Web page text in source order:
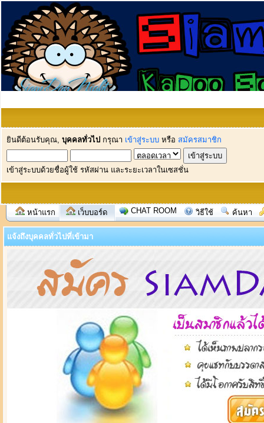
ยินดีต้อนรับคุณ, บุคคลทั่วไป กรุณา เข้าสู่ระบบ หรือ สมัครสมาชิก
เข้าสู่ระบบด้วยชื่อผู้ใช้ รหัสผ่าน และระยะเวลาในเซสชั่น
หน้าแรก เว็บบอร์ด CHAT ROOM วิธีใช้ ค้นหา
แจ้งถึงบุคคลทั่วไปที่เข้ามา